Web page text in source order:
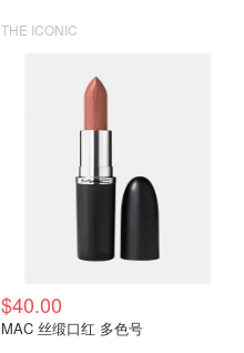
THE ICONIC
$40.00
MAC 丝缎口红 多色号